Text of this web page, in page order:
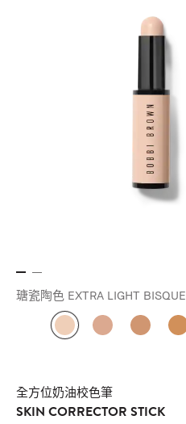
瑭瓷陶色 EXTRA LIGHT BISQUE
全方位奶油校色筆
SKIN CORRECTOR STICK